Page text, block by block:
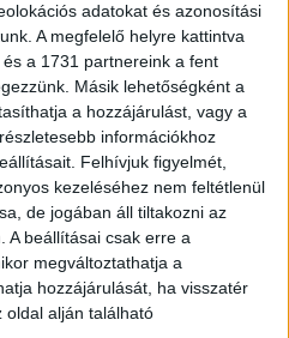
adatokat és azonosítási
A megfelelő helyre kattintva
a 1731 partnereink a fent
Másik lehetőségként a
a hozzájárulást, vagy a
információkhoz
Felhívjuk figyelmét,
kezeléséhez nem feltétlenül
de jogában áll tiltakozni az
A beállításai csak erre a
megváltoztathatja a
hozzájárulását, ha visszatér
oldal alján található